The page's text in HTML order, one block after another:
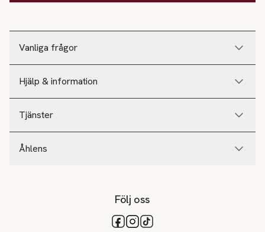
Vanliga frågor
Hjälp & information
Tjänster
Åhlens
Följ oss